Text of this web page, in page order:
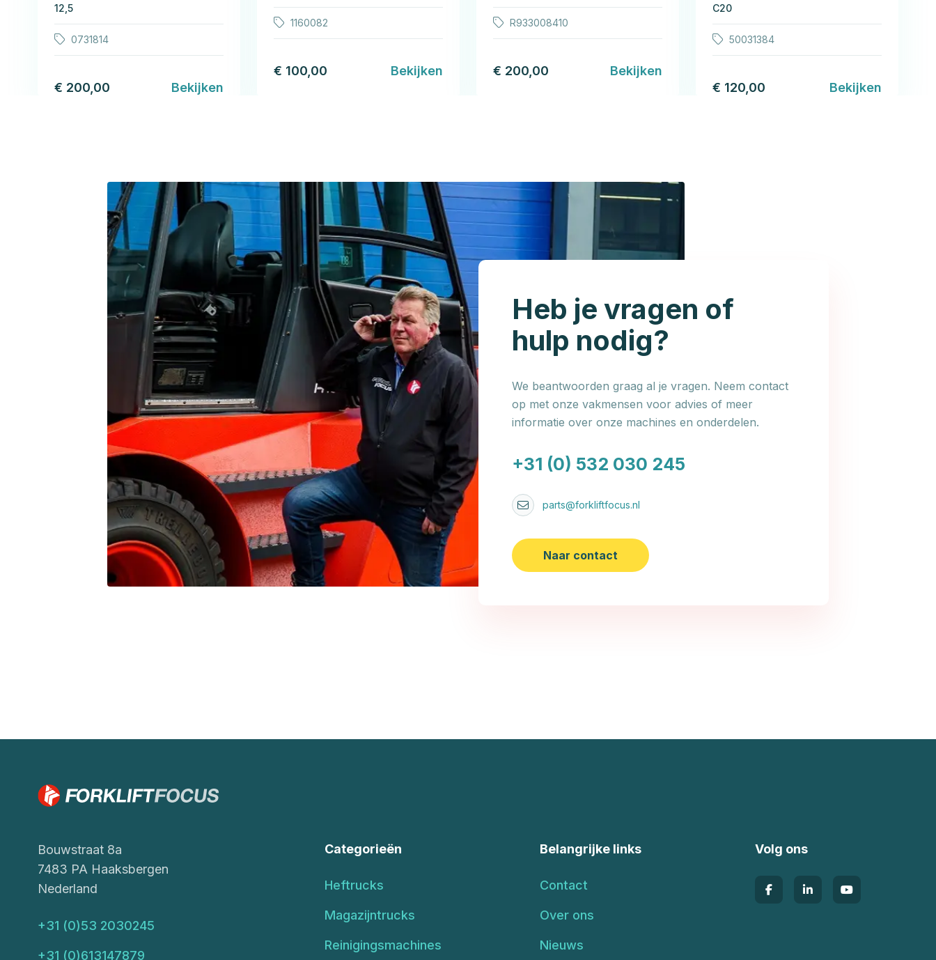
12,5
0731814
€ 200,00 Bekijken
1160082
€ 100,00 Bekijken
R933008410
€ 200,00 Bekijken
C20
50031384
€ 120,00 Bekijken
Heb je vragen of
hulp nodig?
We beantwoorden graag al je vragen. Neem contact
op met onze vakmensen voor advies of meer
informatie over onze machines en onderdelen.
+31 (0) 532 030 245
parts@forkliftfocus.nl
Naar contact
Bouwstraat 8a
7483 PA Haaksbergen
Nederland
+31 (0)53 2030245
+31 (0)613147879
Categorieën
Heftrucks
Magazijntrucks
Reinigingsmachines
Belangrijke links
Contact
Over ons
Nieuws
Volg ons